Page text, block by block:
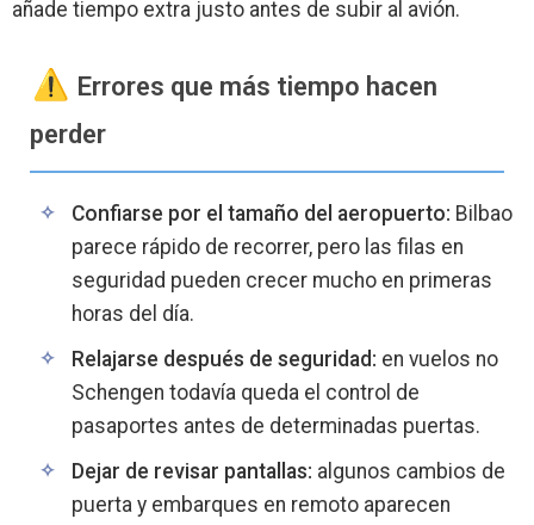
añade tiempo extra justo antes de subir al avión.
️ Errores que más tiempo hacen
perder
Confiarse por el tamaño del aeropuerto: Bilbao
parece rápido de recorrer, pero las filas en
seguridad pueden crecer mucho en primeras
horas del día.
Relajarse después de seguridad: en vuelos no
Schengen todavía queda el control de
pasaportes antes de determinadas puertas.
Dejar de revisar pantallas: algunos cambios de
puerta y embarques en remoto aparecen